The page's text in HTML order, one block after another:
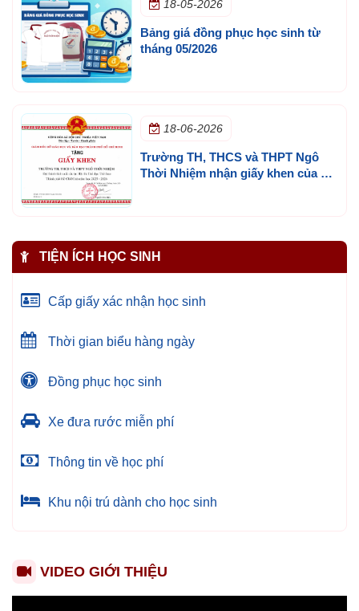
18-05-2026
Bảng giá đồng phục học sinh từ
tháng 05/2026
18-06-2026
Trường TH, THCS và THPT Ngô
Thời Nhiệm nhận giấy khen của Sở
TIỆN ÍCH HỌC SINH
Cấp giấy xác nhận học sinh
Thời gian biểu hàng ngày
Đồng phục học sinh
Xe đưa rước miễn phí
Thông tin về học phí
Khu nội trú dành cho học sinh
VIDEO GIỚI THIỆU